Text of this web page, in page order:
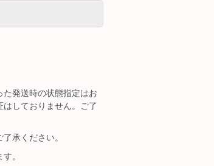
発送時の状態指定はお
しておりません。ご了
承ください。
。